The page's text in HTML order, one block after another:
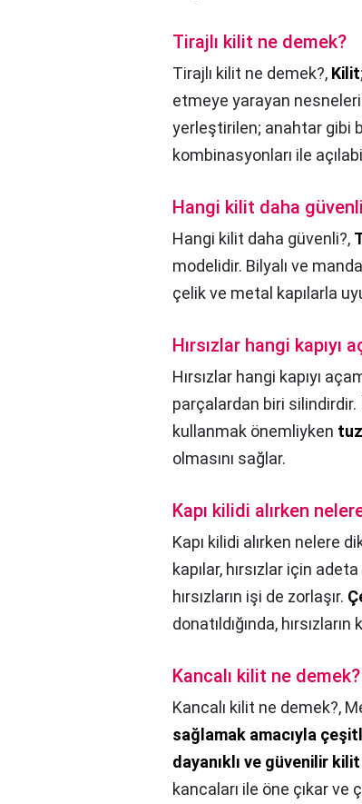
Tirajlı kilit ne demek?
Tirajlı kilit ne demek?, Kilit
etmeye yarayan
yerleştirilen; anahtar gibi
kombinasyonları ile
Hangi kilit daha
Hangi kilit daha güvenli?,
modelidir. Bilyalı ve
çelik ve metal kapılarla
Hırsızlar hangi kapıyı
Hırsızlar hangi kapıyı
parçalardan biri
kullanmak önemliyken
olmasını sağlar.
Kapı kilidi alırken
Kapı kilidi alırken nelere
kapılar, hırsızlar için
hırsızların işi de zorlaşır.
donatıldığında,
Kancalı kilit ne demek?
Kancalı kilit ne demek?,
sağlamak amacıyla
dayanıklı ve güvenilir
kancaları ile öne çıkar